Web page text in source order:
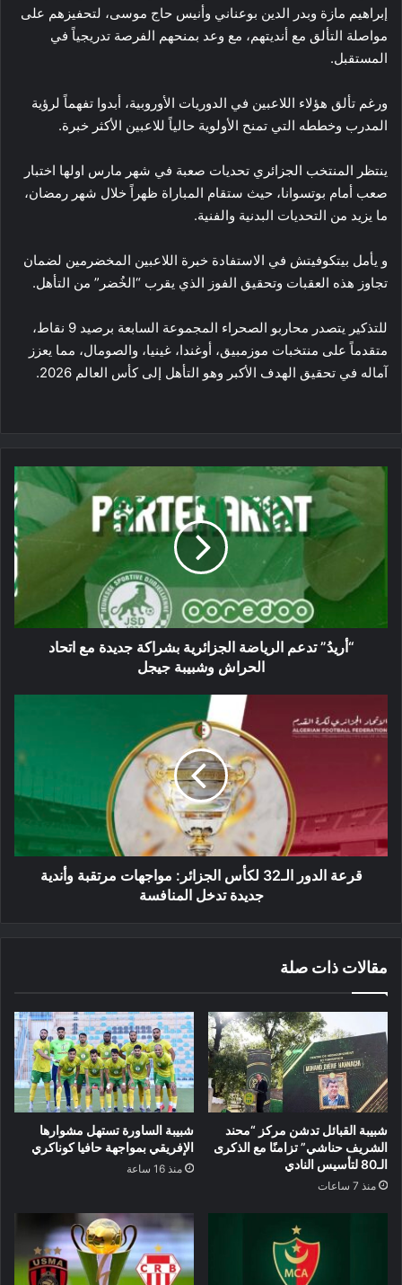
إبراهيم مازة وبدر الدين بوعناني وأنيس حاج موسى، لتحفيزهم على
مواصلة التألق مع أنديتهم، مع وعد بمنحهم الفرصة تدريجياً في
المستقبل.
ورغم تألق هؤلاء اللاعبين في الدوريات الأوروبية، أبدوا تفهماً لرؤية
المدرب وخططه التي تمنح الأولوية حالياً للاعبين الأكثر خبرة.
ينتظر المنتخب الجزائري تحديات صعبة في شهر مارس اولها اختبار
صعب أمام بوتسوانا، حيث ستقام المباراة ظهراً خلال شهر رمضان،
ما يزيد من التحديات البدنية والفنية.
و يأمل بيتكوفيتش في الاستفادة خبرة اللاعبين المخضرمين لضمان
تجاوز هذه العقبات وتحقيق الفوز الذي يقرب “الخُضر” من التأهل.
للتذكير يتصدر محاربو الصحراء المجموعة السابعة برصيد 9 نقاط،
متقدماً على منتخبات موزمبيق، أوغندا، غينيا، والصومال، مما يعزز
آماله في تحقيق الهدف الأكبر وهو التأهل إلى كأس العالم 2026.
“أريدُ”
الرياضة
الجزائرية
جديدة
الحراش
“أريدُ” تدعم الرياضة الجزائرية بشراكة جديدة مع اتحاد
الحراش وشبيبة جيجل
الدور
الـ32
مرتقبة
جديدة
قرعة الدور الـ32 لكأس الجزائر: مواجهات مرتقبة وأندية
جديدة تدخل المنافسة
مقالات ذات صلة
شبيبة القبائل تدشن مركز “محند
الشريف حناشي” تزامنًا مع الذكرى
الـ80 لتأسيس النادي
منذ 7 ساعات
شبيبة الساورة تستهل مشوارها
الإفريقي بمواجهة حافيا كوناكري
منذ 16 ساعة